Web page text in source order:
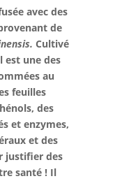
avec des
de
Cultivé
est une des
au
feuilles
des
et enzymes,
et des
justifier des
santé ! Il